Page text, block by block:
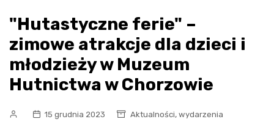
"Hutastyczne ferie" –
zimowe atrakcje dla dzieci i
młodzieży w Muzeum
Hutnictwa w Chorzowie
15 grudnia 2023 Aktualności, wydarzenia